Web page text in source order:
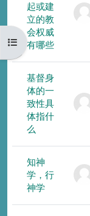
打开课程索引
起或建
立的教
会权威
有哪些
基督身
体的一
致性具
体指什
么
知神
学，行
神学